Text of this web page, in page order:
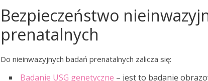
Bezpieczeństwo
prenatalnych
Do nieinwazyjnych badań prenatalnych zalicza się:
Badanie USG genetyczne – jest to badanie